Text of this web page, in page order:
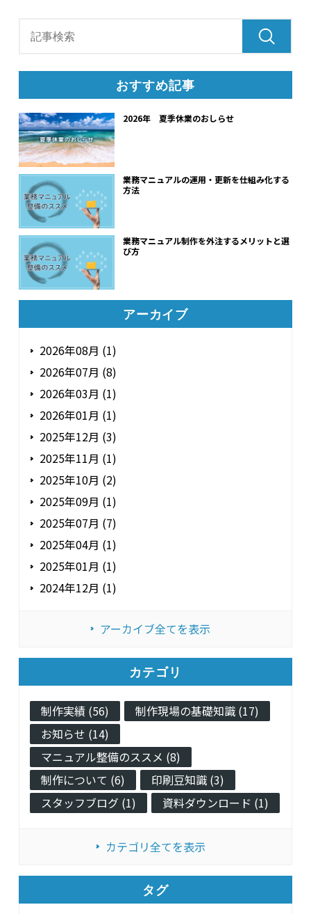
おすすめ記事
2026年 夏季休業のおしらせ
業務マニュアルの運用・更新を仕組み化する
方法
業務マニュアル制作を外注するメリットと選
び方
アーカイブ
2026年08月 (1)
2026年07月 (8)
2026年03月 (1)
2026年01月 (1)
2025年12月 (3)
2025年11月 (1)
2025年10月 (2)
2025年09月 (1)
2025年07月 (7)
2025年04月 (1)
2025年01月 (1)
2024年12月 (1)
アーカイブ全てを表示
カテゴリ
制作実績 (56)
制作現場の基礎知識 (17)
お知らせ (14)
マニュアル整備のススメ (8)
制作について (6)
印刷豆知識 (3)
スタッフブログ (1)
資料ダウンロード (1)
カテゴリ全てを表示
タグ